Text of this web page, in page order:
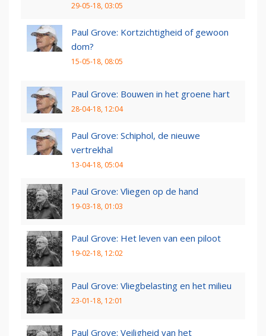
29-05-18, 03:05
Paul Grove: Kortzichtigheid of gewoon
dom?
15-05-18, 08:05
Paul Grove: Bouwen in het groene hart
28-04-18, 12:04
Paul Grove: Schiphol, de nieuwe
vertrekhal
13-04-18, 05:04
Paul Grove: Vliegen op de hand
19-03-18, 01:03
Paul Grove: Het leven van een piloot
19-02-18, 12:02
Paul Grove: Vliegbelasting en het milieu
23-01-18, 12:01
Paul Grove: Veiligheid van het